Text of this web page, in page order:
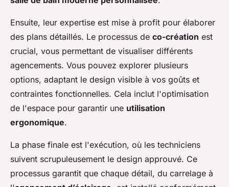
Ensuite, leur expertise est mise à profit pour élaborer
des plans détaillés. Le processus de co-création est
crucial, vous permettant de visualiser différents
agencements. Vous pouvez explorer plusieurs
options, adaptant le design visible à vos goûts et
contraintes fonctionnelles. Cela inclut l'optimisation
de l'espace pour garantir une utilisation
ergonomique.
La phase finale est l'exécution, où les techniciens
suivent scrupuleusement le design approuvé. Ce
processus garantit que chaque détail, du carrelage à